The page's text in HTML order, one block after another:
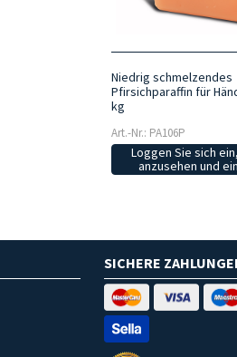
Niedrig schmelzendes
Pfirsichparaffin für
kg
Art.-Nr.: PA106P
Loggen Sie sich
anzusehen und
SICHERE